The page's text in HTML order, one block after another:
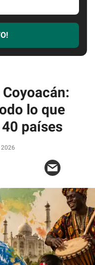
lo que
países
2026